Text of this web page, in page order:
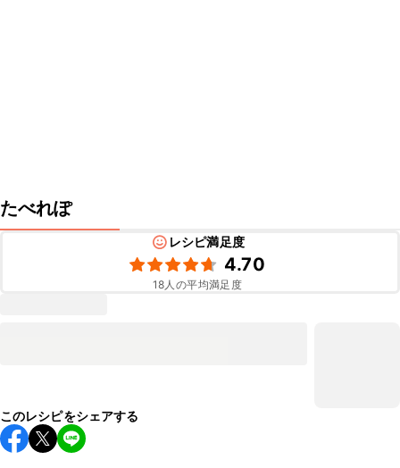
たべれぽ
レシピ満足度
4.70
18人の平均満足度
このレシピをシェアする